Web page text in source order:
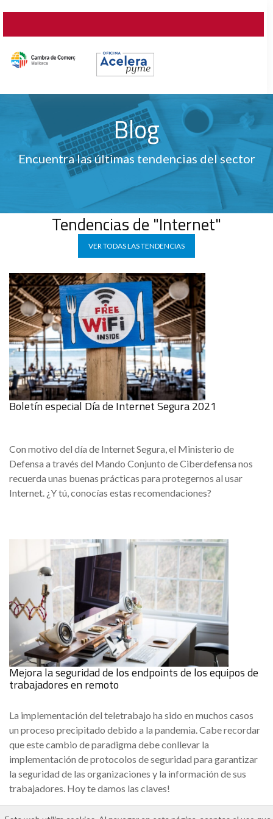
Blog
Encuentra las últimas tendencias del sector
Tendencias de "Internet"
VER TODAS LAS TENDENCIAS
Boletín especial Día de Internet Segura 2021
Con motivo del día de Internet Segura, el Ministerio de
Defensa a través del Mando Conjunto de Ciberdefensa nos
recuerda unas buenas prácticas para protegernos al usar
Internet. ¿Y tú, conocías estas recomendaciones?
Mejora la seguridad de los endpoints de los equipos de
trabajadores en remoto
La implementación del teletrabajo ha sido en muchos casos
un proceso precipitado debido a la pandemia. Cabe recordar
que este cambio de paradigma debe conllevar la
implementación de protocolos de seguridad para garantizar
la seguridad de las organizaciones y la información de sus
trabajadores. Hoy te damos las claves!